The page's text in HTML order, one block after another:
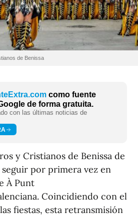
de Benissa
como fuente
de forma gratuita.
con las últimas noticias de
y Cristianos de Benissa de
por primera vez en
À Punt
Coincidiendo con el
fiestas, esta retransmisión